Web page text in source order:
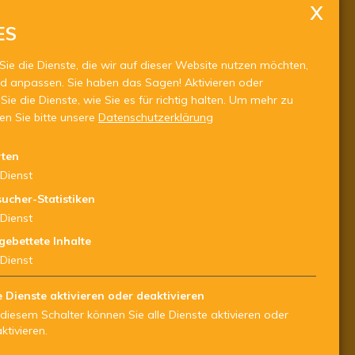
- 12:00 Uhr
oder per Mail
die Dienste, die wir auf dieser Website nutzen möchten,
anpassen. Sie haben das Sagen! Aktivieren oder
die Dienste, wie Sie es für richtig halten. Um mehr zu
Sie bitte unsere Datenschutzerklärung
Dienst
Statistiken
Dienst
Inhalte
Dienst
Dienste aktivieren oder deaktivieren
Schalter können Sie alle Dienste aktivieren oder